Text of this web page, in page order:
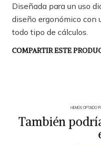
Diseñada para un uso
diseño ergonómico con
todo tipo de cálculos.
COMPARTIR ESTE
HEMOS OPTADO
También